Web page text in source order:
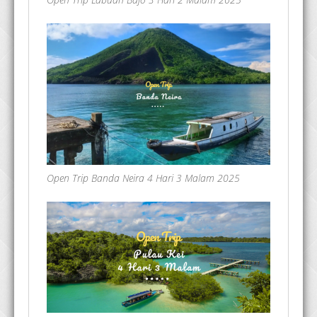
Open Trip Banda Neira 4 Hari 3 Malam 2025